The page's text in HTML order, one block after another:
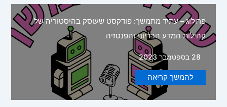
פרולוג – עתיד מתמשך: פודקסט שעוסק בהיסטוריה של
קהילות המדע הבדיוני והפנטזיה
28 בספטמבר 2023
להמשך קריאה